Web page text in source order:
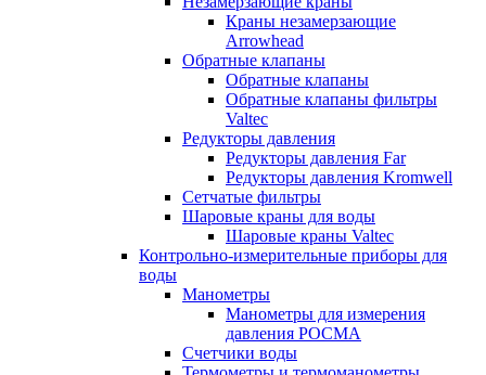
Краны незамерзающие
Arrowhead
Обратные клапаны
Обратные клапаны
Обратные клапаны фильтры
Valtec
Редукторы давления
Редукторы давления Far
Редукторы давления Kromwell
Сетчатые фильтры
Шаровые краны для воды
Шаровые краны Valtec
Контрольно-измерительные приборы для
воды
Манометры
Манометры для измерения
давления РОСМА
Счетчики воды